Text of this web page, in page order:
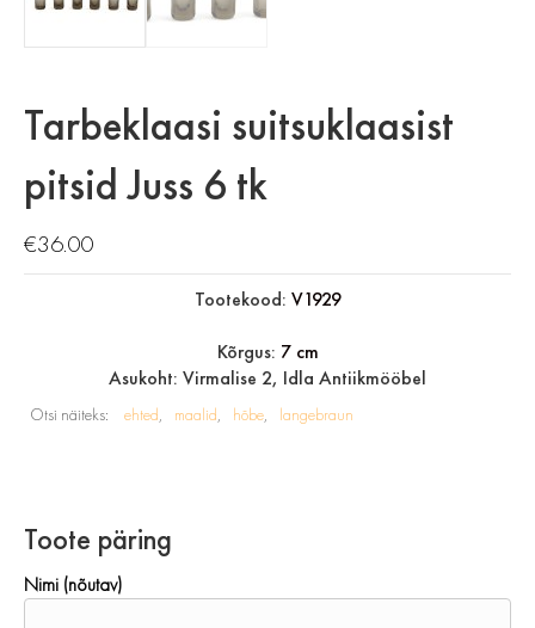
Tarbeklaasi suitsuklaasist
pitsid Juss 6 tk
€36.00
Tootekood: V1929
Kõrgus: 7 cm
Asukoht: Virmalise 2, Idla Antiikmööbel
Otsi näiteks: ehted maalid hõbe langebraun
Toote päring
Nimi (nõutav)